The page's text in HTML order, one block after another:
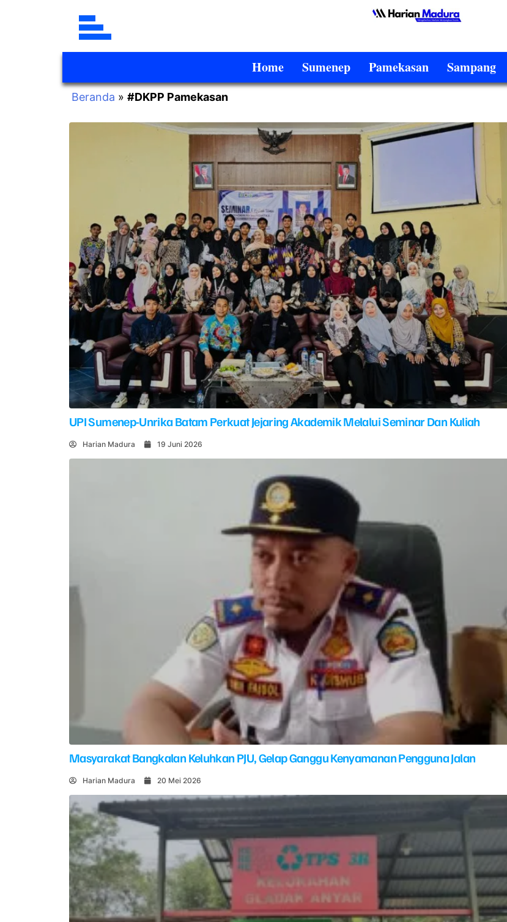
Home Sumenep Pamekasan Sampang
Beranda » #DKPP Pamekasan
UPI Sumenep-Unrika Batam Perkuat Jejaring Akademik Melalui Seminar Dan Kuliah
Harian Madura 19 Juni 2026
Masyarakat Bangkalan Keluhkan PJU, Gelap Ganggu Kenyamanan Pengguna Jalan
Harian Madura 20 Mei 2026